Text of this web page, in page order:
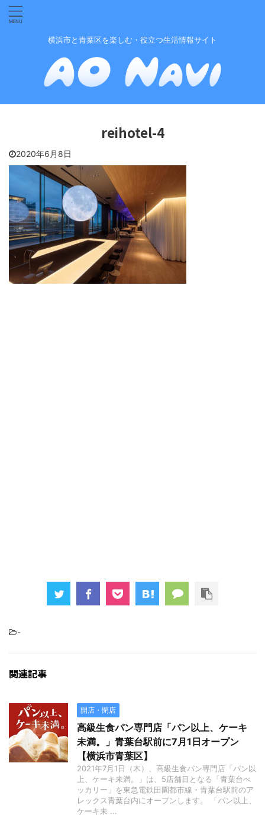
横浜市と青葉区を楽しむ・役立つ生活情報サイト
reihotel-4
2020年6月8日
-
関連記事
開店・閉店
高級生食パン専門店「パン以上、ケーキ
未満。」青葉台駅前に7月1日オープン
【横浜市青葉区】
2021年7月1日（木）、高級生食パン専門店「パン以
上、ケーキ未満。」は、5店舗目となる「青葉台べ
ッカリー」を東急電鉄田園都市線・青葉台駅前のア
レックス青葉台内にオープンします。 「パン以上、
ケーキ未 ...